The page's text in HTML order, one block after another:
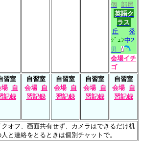
個 部屋
英語ク
ラス
丘
発
ｼﾞｭﾝ中2
男
会場イチ
ゴ
習室
場 自
記録
自習室
会場 自
習記録
自習室
会場 自
習記録
自習室
会場 自
習記録
自習室
会場 自
習記録
オフ、画面共有せず、カメラはできるだけ机
人と連絡をとるときは個別チャットで。